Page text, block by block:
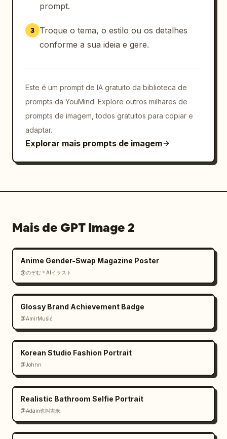
prompt.
3
Troque o tema, o estilo ou os detalhes
conforme a sua ideia e gere.
Este é um prompt de IA gratuito da biblioteca de
prompts da YouMind. Explore outros milhares de
prompts de imagem, todos gratuitos para copiar e
adaptar.
Explorar mais prompts de imagem
Mais de GPT Image 2
Anime Gender-Swap Magazine Poster
@のぞむ＊AIイラスト
Glossy Brand Achievement Badge
@AmirMušić
Korean Studio Fashion Portrait
@Johnn
Realistic Bathroom Selfie Portrait
@Adam也叫吉米